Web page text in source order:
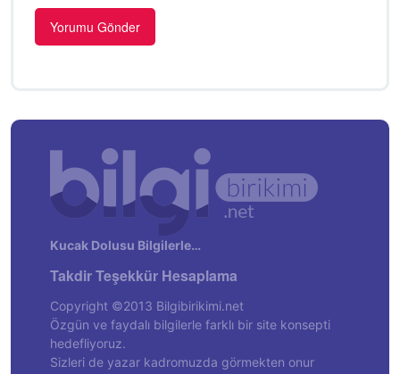
Kucak Dolusu Bilgilerle…
Takdir Teşekkür Hesaplama
Copyright ©2013 Bilgibirikimi.net
Özgün ve faydalı bilgilerle farklı bir site konsepti
hedefliyoruz.
Sizleri de yazar kadromuzda görmekten onur